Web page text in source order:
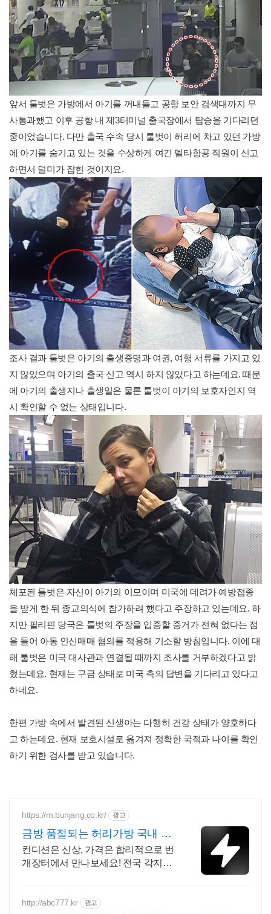
앞서 툴벗은 가방에서 아기를 꺼내들고 공항 보안 검색대까지 무
사통과했고 이후 공항 내 제3터미널 출국장에서 탑승을 기다리던
중이었습니다. 다만 출국 수속 당시 툴벗이 허리에 차고 있던 가방
에 아기를 숨기고 있는 것을 수상하게 여긴 델타항공 직원이 신고
하면서 덜미가 잡힌 것이지요.
조사 결과 툴벗은 아기의 출생증명과 여권, 여행 서류를 가지고 있
지 않았으며 아기의 출국 신고 역시 하지 않았다고 하는데요. 때문
에 아기의 출생지나 출생일은 물론 툴벗이 아기의 보호자인지 역
시 확인할 수 없는 상태입니다.
체포된 툴벗은 자신이 아기의 이모이며 미국에 데려가 예방접종
을 받게 한 뒤 종교의식에 참가하려 했다고 주장하고 있는데요. 하
지만 필리핀 당국은 툴벗의 주장을 입증할 증거가 전혀 없다는 점
을 들어 아동 인신매매 혐의를 적용해 기소할 방침입니다. 이에 대
해 툴벗은 미국 대사관과 연결될 때까지 조사를 거부하겠다고 밝
혔는데요. 현재는 구금 상태로 미국 측의 답변을 기다리고 있다고
하네요.
한편 가방 속에서 발견된 신생아는 다행히 건강 상태가 양호하다
고 하는데요. 현재 보호시설로 옮겨져 정확한 국적과 나이를 확인
하기 위한 검사를 받고 있습니다.
https://m.bunjang.co.kr/ 광고
금방 품절되는 허리가방 국내 최
대 브랜드 중고거래
컨디션은 신상, 가격은 합리적으로 번
개장터에서 만나보세요! 전국 각지에
http://abc777.kr 광고